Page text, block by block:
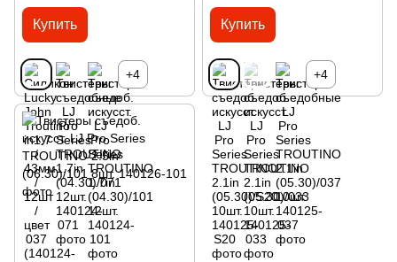
Купить
+4
Купить
+4